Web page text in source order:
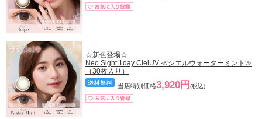
☆新色登場☆
Neo Sight 1day CielUV ≪シエルウォーターミント≫
（30枚入り）
当店特別価格3,920円 (税込)